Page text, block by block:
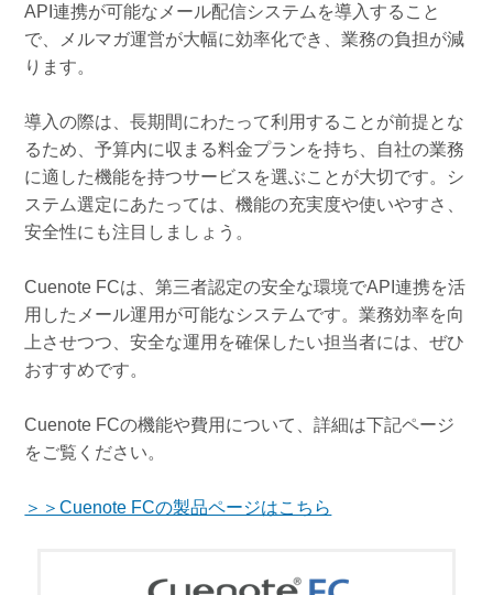
API連携が可能なメール配信システムを導入すること
で、メルマガ運営が大幅に効率化でき、業務の負担が減
ります。
導入の際は、長期間にわたって利用することが前提とな
るため、予算内に収まる料金プランを持ち、自社の業務
に適した機能を持つサービスを選ぶことが大切です。シ
ステム選定にあたっては、機能の充実度や使いやすさ、
安全性にも注目しましょう。
Cuenote FCは、第三者認定の安全な環境でAPI連携を活
用したメール運用が可能なシステムです。業務効率を向
上させつつ、安全な運用を確保したい担当者には、ぜひ
おすすめです。
Cuenote FCの機能や費用について、詳細は下記ページ
をご覧ください。
＞＞Cuenote FCの製品ページはこちら